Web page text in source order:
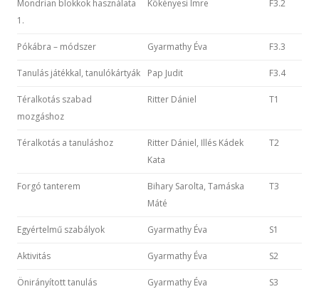
Mondrian blokkok használata
1.
Kökényesi Imre F3.2
Pókábra – módszer Gyarmathy Éva F3.3
Tanulás játékkal, tanulókártyák Pap Judit F3.4
Téralkotás szabad
mozgáshoz
Ritter Dániel T1
Téralkotás a tanuláshoz
Ritter Dániel, Illés Kádek
Kata
T2
Forgó tanterem
Bihary Sarolta, Tamáska
Máté
T3
Egyértelmű szabályok Gyarmathy Éva S1
Aktivitás Gyarmathy Éva S2
Önirányított tanulás Gyarmathy Éva S3